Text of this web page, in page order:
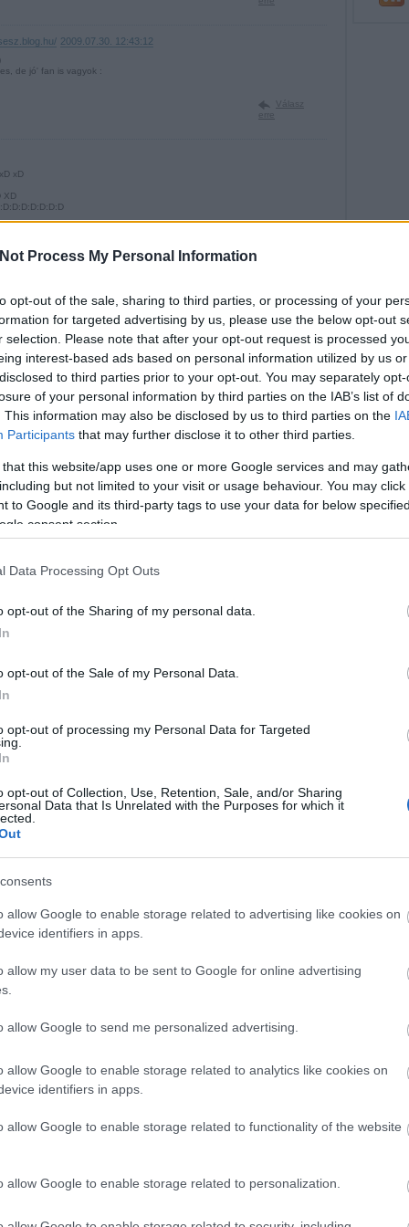
Process My Personal Information
opt-out of the sale, sharing to third parties, or processing of your
for targeted advertising by us, please use the below opt-out
selection. Please note that after your opt-out request is processed
interest-based ads based on personal information utilized by us
to third parties prior to your opt-out. You may separately
of your personal information by third parties on the IAB’s list of
This information may also be disclosed by us to third parties on the
Participants that may further disclose it to other third parties.
that this website/app uses one or more Google services and may
but not limited to your visit or usage behaviour. You may
to Google and its third-party tags to use your data for below
consent section.
Data Processing Opt Outs
opt-out of the Sharing of my personal data.
opt-out of the Sale of my Personal Data.
opt-out of processing my Personal Data for Targeted
opt-out of Collection, Use, Retention, Sale, and/or Sharing
Data that Is Unrelated with the Purposes for which it
allow Google to enable storage related to advertising like cookies on
identifiers in apps.
allow my user data to be sent to Google for online advertising
allow Google to send me personalized advertising.
allow Google to enable storage related to analytics like cookies on
identifiers in apps.
allow Google to enable storage related to functionality of the website
allow Google to enable storage related to personalization.
2009.07.30. 12:43:12
de jó' fan is vagyok :
Válasz
xD
XD
12:46:11
nem volt vicces ;)
Válasz
Válasz
erre
2009.07.30. 13:05:41
a sorozat.
is be fogsz mutatni, ajánlom a Generally-t.Egyszerű 3D-s felülézetes
órákig el tudtok lenni vele :D
introja, és atomcsúúcs
Válasz
x/8s9r 2009.07.30. 13:45:19
ilyenre is, mert úgyis lesz olyan is amit nem ismerek (legalábbis
13:48:42
hihetetlen